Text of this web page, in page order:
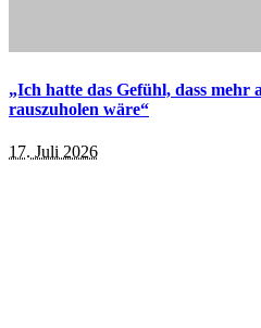
„Ich hatte das Gefühl, dass mehr
rauszuholen wäre“
17. Juli 2026